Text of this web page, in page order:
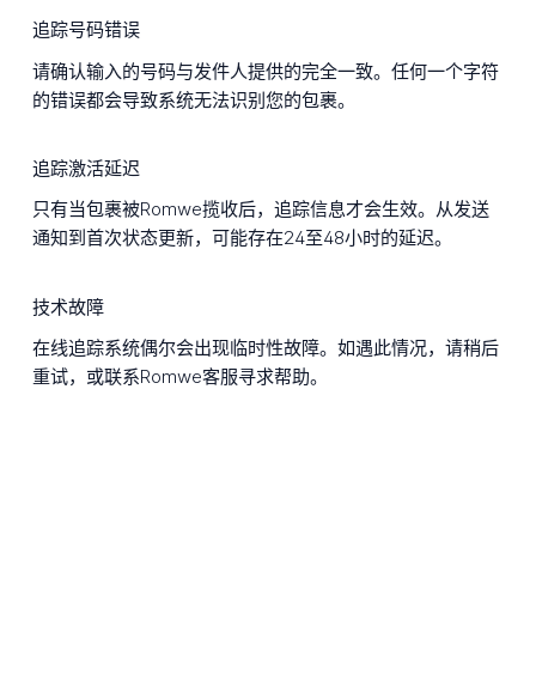
追踪号码错误
请确认输入的号码与发件人提供的完全一致。任何一个字符
的错误都会导致系统无法识别您的包裹。
追踪激活延迟
只有当包裹被Romwe揽收后，追踪信息才会生效。从发送
通知到首次状态更新，可能存在24至48小时的延迟。
技术故障
在线追踪系统偶尔会出现临时性故障。如遇此情况，请稍后
重试，或联系Romwe客服寻求帮助。